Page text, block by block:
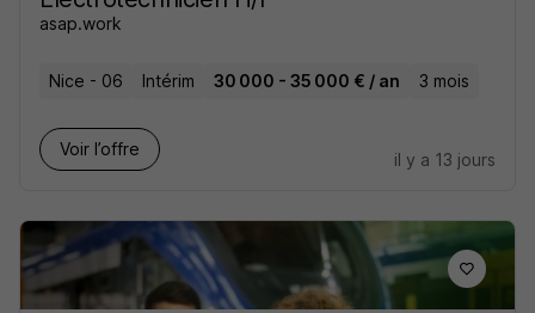
asap.work
Nice - 06 Intérim 30 000 - 35 000 € / an 3 mois
Voir l’offre
il y a 13 jours